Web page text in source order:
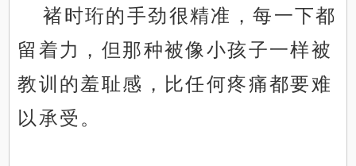
褚时珩的手劲很精准，每一下都
留着力，但那种被像小孩子一样被
教训的羞耻感，比任何疼痛都要难
以承受。